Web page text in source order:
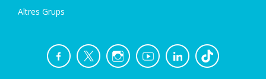
Altres Grups